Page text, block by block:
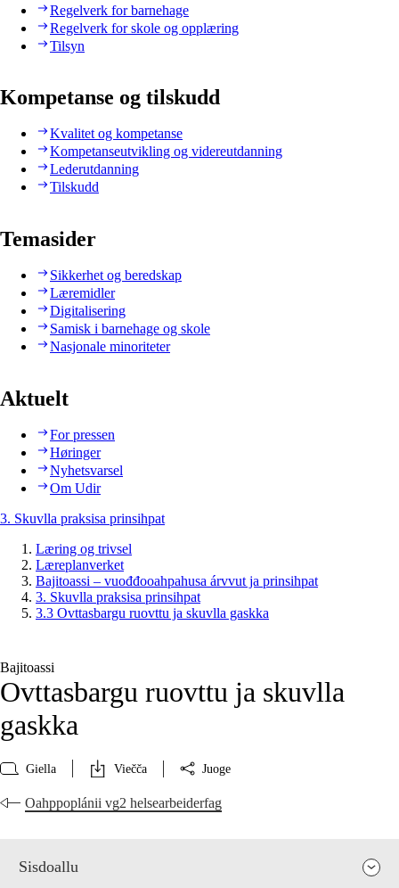
Regelverk for barnehage
Regelverk for skole og opplæring
Tilsyn
Kompetanse og tilskudd
Kvalitet og kompetanse
Kompetanseutvikling og videreutdanning
Lederutdanning
Tilskudd
Temasider
Sikkerhet og beredskap
Læremidler
Digitalisering
Samisk i barnehage og skole
Nasjonale minoriteter
Aktuelt
For pressen
Høringer
Nyhetsvarsel
Om Udir
3. Skuvlla praksisa prinsihpat
Læring og trivsel
Læreplanverket
Bajitoassi – vuođđooahpahusa árvvut ja prinsihpat
3. Skuvlla praksisa prinsihpat
3.3 Ovttasbargu ruovttu ja skuvlla gaskka
Bajitoassi
Ovttasbargu ruovttu ja skuvlla
gaskka
Giella Viečča Juoge
Oahppoplánii vg2 helsearbeiderfag
Sisdoallu